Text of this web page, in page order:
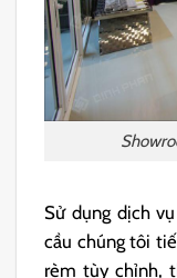
Sử dụng dịch
cầu chúng tôi
rèm tùy chỉnh,